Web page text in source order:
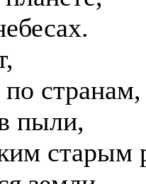
пыли,
старым